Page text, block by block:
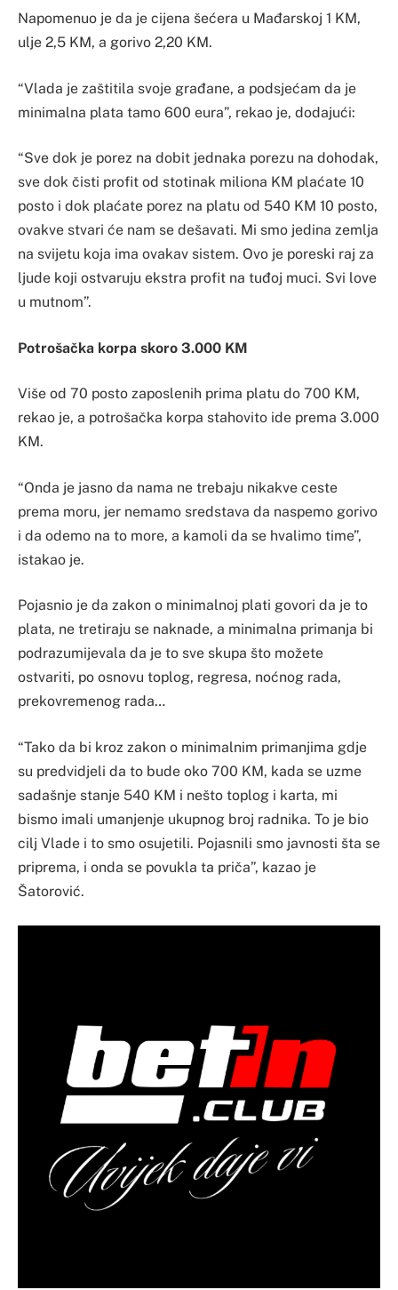
Napomenuo je da je cijena šećera u Mađarskoj 1 KM,
ulje 2,5 KM, a gorivo 2,20 KM.
“Vlada je zaštitila svoje građane, a podsjećam da je
minimalna plata tamo 600 eura”, rekao je, dodajući:
“Sve dok je porez na dobit jednaka porezu na dohodak,
sve dok čisti profit od stotinak miliona KM plaćate 10
posto i dok plaćate porez na platu od 540 KM 10 posto,
ovakve stvari će nam se dešavati. Mi smo jedina zemlja
na svijetu koja ima ovakav sistem. Ovo je poreski raj za
ljude koji ostvaruju ekstra profit na tuđoj muci. Svi love
u mutnom”.
Potrošačka korpa skoro 3.000 KM
Više od 70 posto zaposlenih prima platu do 700 KM,
rekao je, a potrošačka korpa stahovito ide prema 3.000
KM.
“Onda je jasno da nama ne trebaju nikakve ceste
prema moru, jer nemamo sredstava da naspemo gorivo
i da odemo na to more, a kamoli da se hvalimo time”,
istakao je.
Pojasnio je da zakon o minimalnoj plati govori da je to
plata, ne tretiraju se naknade, a minimalna primanja bi
podrazumijevala da je to sve skupa što možete
ostvariti, po osnovu toplog, regresa, noćnog rada,
prekovremenog rada…
“Tako da bi kroz zakon o minimalnim primanjima gdje
su predvidjeli da to bude oko 700 KM, kada se uzme
sadašnje stanje 540 KM i nešto toplog i karta, mi
bismo imali umanjenje ukupnog broj radnika. To je bio
cilj Vlade i to smo osujetili. Pojasnili smo javnosti šta se
priprema, i onda se povukla ta priča”, kazao je
Šatorović.